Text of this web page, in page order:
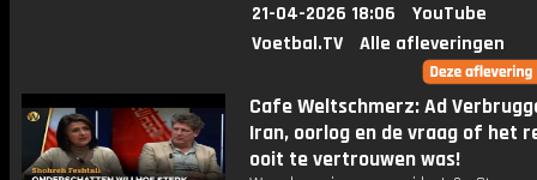
21-04-2026 18:06
YouTube
Voetbal.TV
Alle afleveringen
Cafe Weltschmerz: Ad
Iran, oorlog en de vraag of het
ooit te vertrouwen was!